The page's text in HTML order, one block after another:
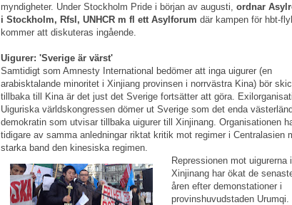
myndigheter. Under Stockholm Pride i början av augusti, ordnar
i Stockholm, Rfsl, UNHCR m fl ett Asylforum där kampen för hbt-
kommer att diskuteras ingående.
Uigurer: 'Sverige är värst'
Samtidigt som Amnesty International bedömer att inga uigurer (en
arabisktalande minoritet i Xinjiang provinsen i norrvästra Kina) bör
tillbaka till Kina är det just det Sverige fortsätter att göra.
Uiguriska världskongressen dömer ut Sverige som det enda
demokratin som utvisar tillbaka uigurer till Xinjinang. Organisationen
tidigare av samma anledningar riktat kritik mot regimer i Centralasien
starka band den kinesiska regimen.
Repressionen mot uigurerna i
Xinjinang har ökat de
åren efter demonstationer i
provinshuvudstaden Urumqi.